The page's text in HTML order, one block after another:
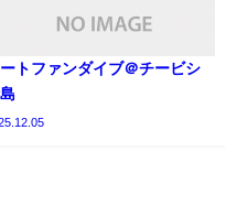
トファンダイブ＠チービシ